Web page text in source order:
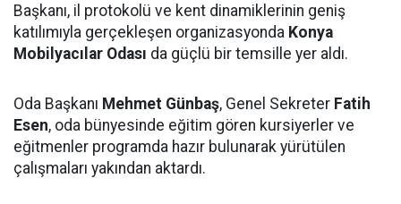
Başkanı, il protokolü ve kent dinamiklerinin geniş
katılımıyla gerçekleşen organizasyonda Konya
Mobilyacılar Odası da güçlü bir temsille yer aldı.
Oda Başkanı Mehmet Günbaş, Genel Sekreter Fatih
Esen, oda bünyesinde eğitim gören kursiyerler ve
eğitmenler programda hazır bulunarak yürütülen
çalışmaları yakından aktardı.